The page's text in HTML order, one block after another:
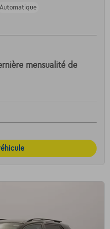
Automatique
mensualité de